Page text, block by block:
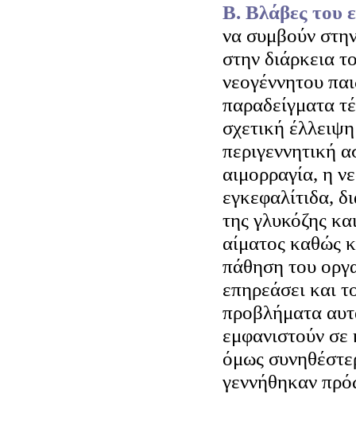
Β. Βλάβες του
να συμβούν
στην διάρκεια
νεογέννητου
παραδείγματα
σχετική
περιγεννητική
αιμορραγία, η
εγκεφαλίτιδα,
της γλυκόζης
αίματος καθώς
πάθηση του
επηρεάσει και
προβλήματα
εμφανιστούν σε
όμως
γεννήθηκαν